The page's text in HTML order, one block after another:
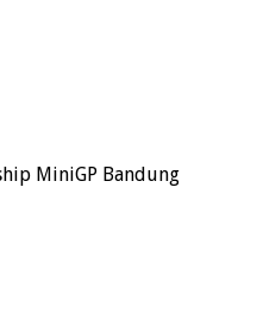
MiniGP Bandung